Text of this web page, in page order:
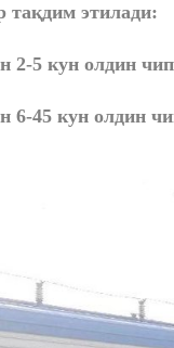
тақдим этилади:
2-5 кун олдин
6-45 кун олдин